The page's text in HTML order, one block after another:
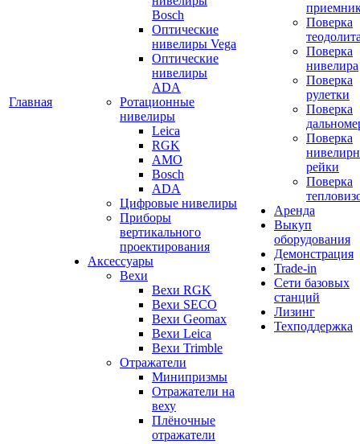
Главная
Bosch
Оптические
нивелиры Vega
Оптические
нивелиры
ADA
Ротационные
нивелиры
Leica
RGK
AMO
Bosch
ADA
Цифровые нивелиры
Приборы
вертикального
проектирования
Аксессуары
Вехи
Вехи RGK
Вехи SECO
Вехи Geomax
Вехи Leica
Вехи Trimble
Отражатели
Минипризмы
Отражатели на
веху
Плёночные
отражатели
Поверка
Поверка
нивелира
Поверка
рулетки
Поверка
Поверка
рейки
Поверка
Аренда
Выкуп
оборудования
Демонстрация
Trade-in
Сети базовых
станций
Лизинг
Техподдержка